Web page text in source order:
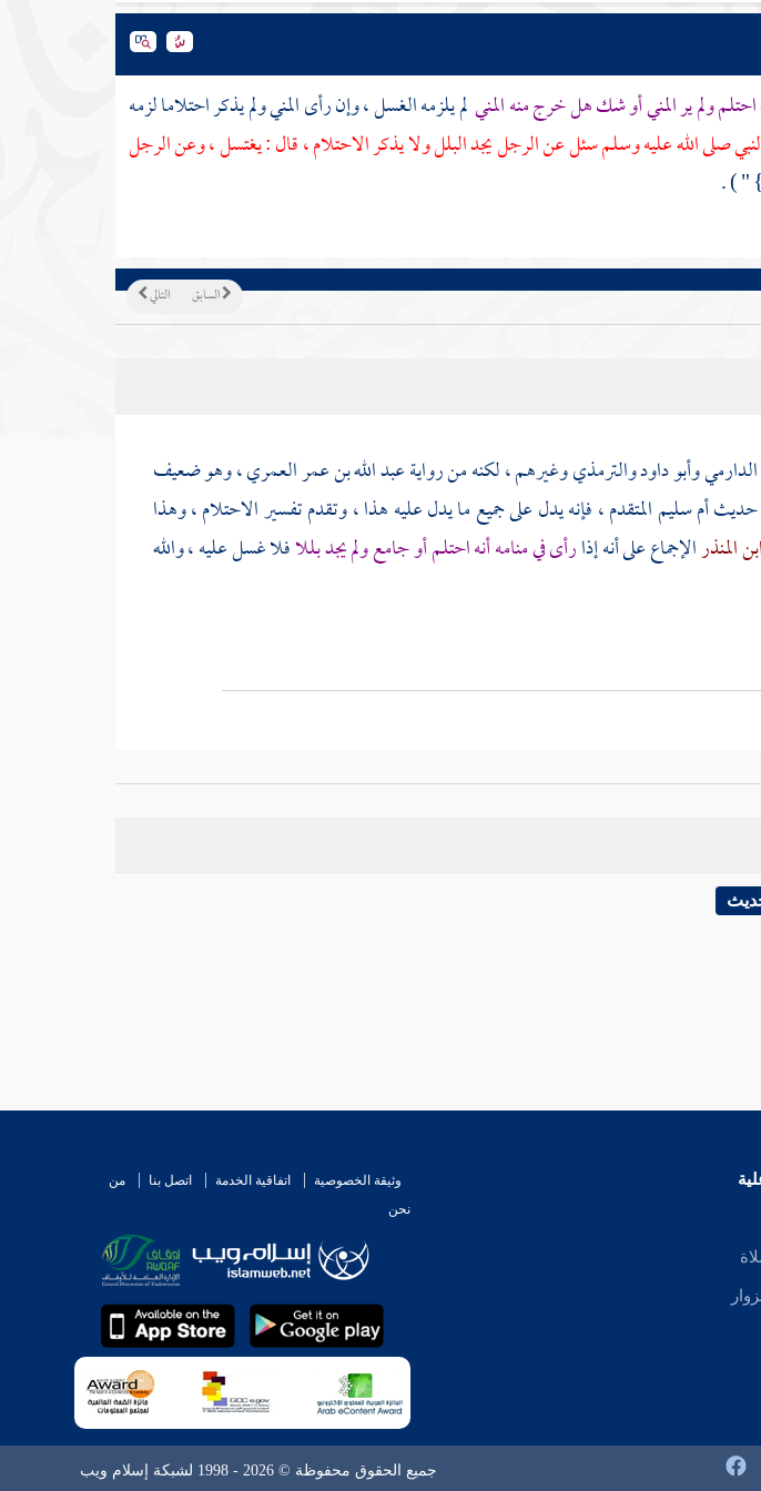
احتلم ولم ير المني أو شك هل خرج منه المنيلم يلزمه الغسل ، وإن رأى المني ولم يذكر احتلاما لزمه
صلى الله عليه وسلم سئل عن الرجل يجد البلل ولا يذكر الاحتلام ، قال : يغتسل ، وعن الرجل
} " ) .
التالي السابق
الدارميوأبو داودوالترمذيوغيرهم ، لكنه من روايةعبد الله بن عمر العمري، وهو ضعيف
حديثأم سليمالمتقدم ، فإنه يدل على جميع ما يدل عليه هذا ، وتقدم تفسير الاحتلام ، وهذا
ابن المنذرالإجماع على أنه إذارأى في منامه أنه احتلم أو جامع ولم يجد بللافلا غسل عليه ، والله
وثيقة الخصوصية اتفاقية الخدمة اتصل بنا
من
نحن
جميع الحقوق محفوظة © 2026 - 1998 لشبكة إسلام ويب